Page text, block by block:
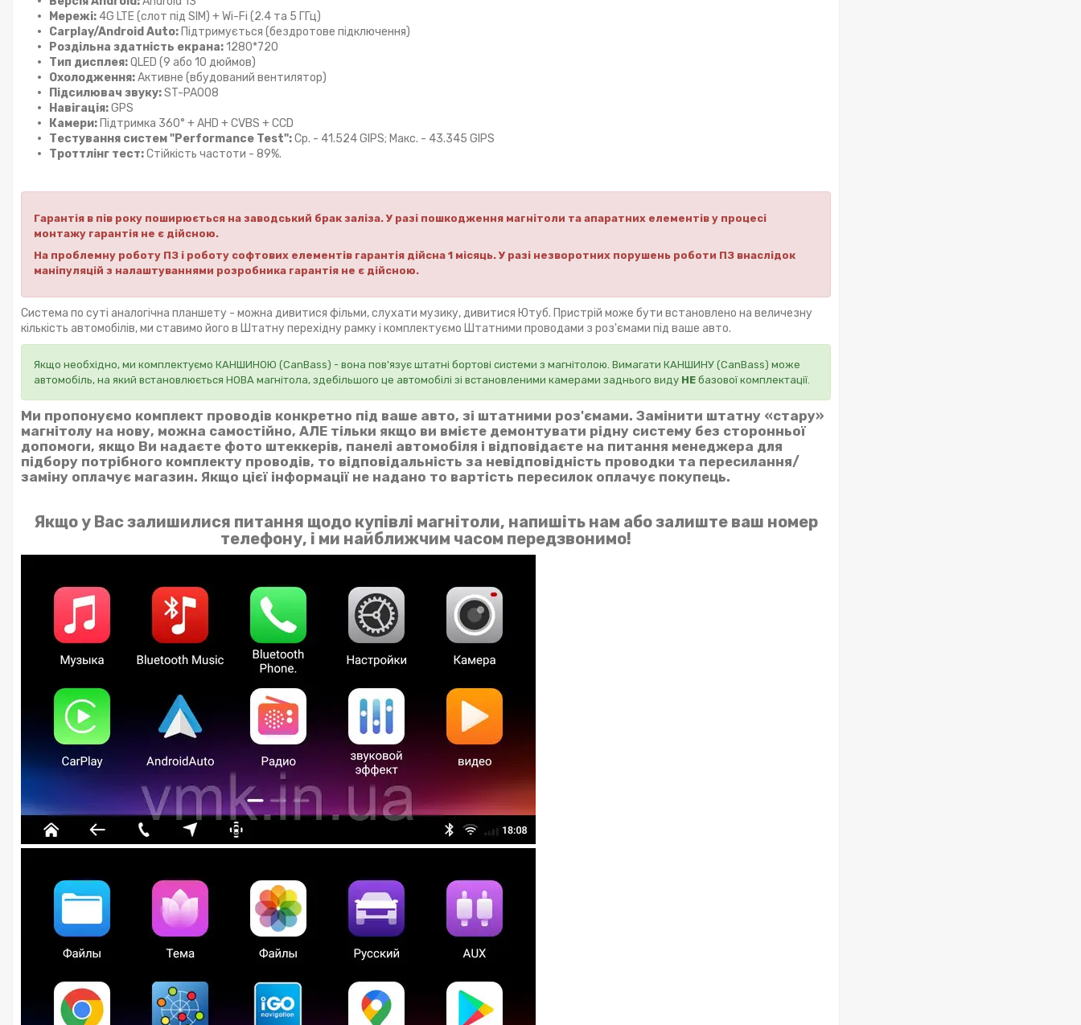
Мережі: 4G LTE (слот під SIM) + Wi-Fi (2.4 та 5 ГГц)
Carplay/Android Auto: Підтримується (бездротове підключення)
Роздільна здатність екрана:1280*720
Тип дисплея:QLED (9 або 10 дюймов)
Охолодження:Активне (вбудований вентилятор)
Підсилювач звуку:ST-PA008
Навігація:GPS
Камери: Підтримка 360° + AHD + CVBS + CCD
Тестування систем "Performance Test":Ср. - 41.524 GIPS; Макс. - 43.345 GIPS
Троттлінг тест:Стійкість частоти - 89%.
Гарантія в пів року поширюється на заводський брак заліза. У разі пошкодження магнітоли та апаратних елементів у процесі
монтажу гарантія не є дійсною.
На проблемну роботу ПЗ і роботу софтових елементів гарантія дійсна 1 місяць. У разі незворотних порушень роботи ПЗ внаслідок
маніпуляцій з налаштуваннями розробника гарантія не є дійсною.
Система по суті аналогічна планшету - можна дивитися фільми, слухати музику, дивитися Ютуб. Пристрій може бути встановлено на величезну
кількість автомобілів, ми ставимо його в Штатну перехідну рамку і комплектуємо Штатними проводами з роз'ємами під ваше авто.
Якщо необхідно, ми комплектуємо КАНШИНОЮ (CanBass) - вона пов'язує штатні бортові системи з магнітолою. Вимагати КАНШИНУ (CanBass) може
автомобіль, на який встановлюється НОВА магнітола, здебільшого це автомобілі зі встановленими камерами заднього виду НЕ базової комплектації.
Ми пропонуємо комплект проводів конкретно під ваше авто, зі штатними роз'ємами. Замінити штатну «стару»
магнітолу на нову, можна самостійно, АЛЕ тільки якщо ви вмієте демонтувати рідну систему без сторонньої
допомоги, якщо Ви надаєте фото штеккерів, панелі автомобіля і відповідаєте на питання менеджера для
підбору потрібного комплекту проводів, то відповідальність за невідповідність проводки та пересилання/
заміну оплачує магазин. Якщо цієї інформації не надано то вартість пересилок оплачує покупець.
Якщо у Вас залишилися питання щодо купівлі магнітоли, напишіть нам або залиште ваш номер
телефону, і ми найближчим часом передзвонимо!